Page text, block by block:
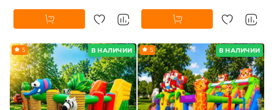
В НАЛИЧИИ
5 В НАЛИЧИИ
5